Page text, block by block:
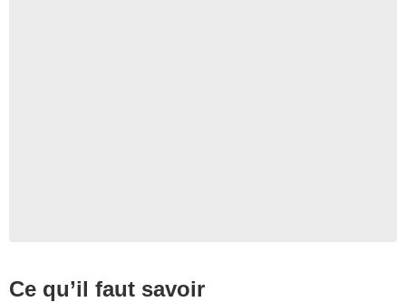
Ce qu’il faut savoir